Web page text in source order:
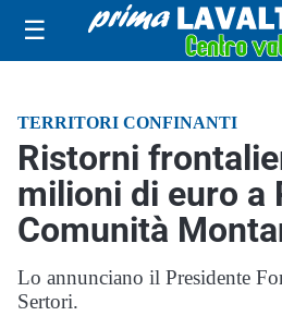
☰
TERRITORI CONFINANTI
Ristorni
milioni di euro a
Comunità
Lo annunciano il Presidente
Sertori.